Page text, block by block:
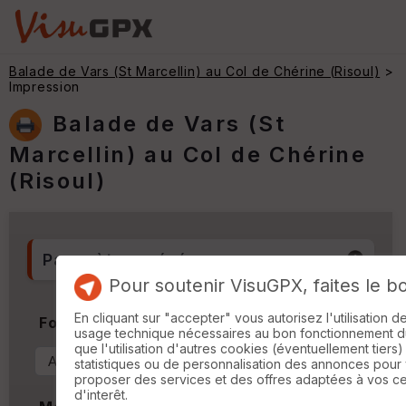
Balade de Vars (St Marcellin) au Col de Chérine (Risoul) >
Impression
Balade de Vars (St
Marcellin) au Col de Chérine
(Risoul)
Paramètres généraux
Format & Orientation
Pour soutenir VisuGPX, faites le
En cliquant sur "accepter" vous autorisez l'utilisation
usage technique nécessaires au bon fonctionnement
que l'utilisation d'autres cookies (éventuellement
statistiques ou de personnalisation des annonces pour
proposer des services et des offres adaptées à vos
d'interêt.